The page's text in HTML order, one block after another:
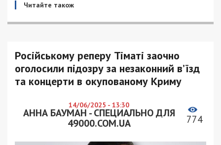
Читайте також
Російському реперу Тіматі заочно
оголосили підозру за незаконний в’їзд
та концерти в окупованому Криму
14/06/2025 - 13:30
АННА БАУМАН - СПЕЦИАЛЬНО ДЛЯ
49000.COM.UA
774